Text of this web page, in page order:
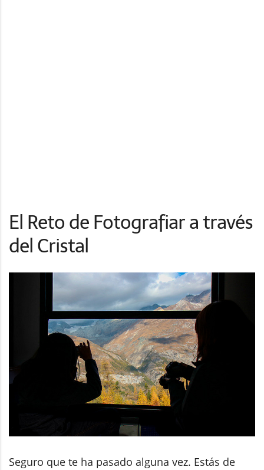
El Reto de Fotografiar a través
del Cristal
Seguro que te ha pasado alguna vez. Estás de